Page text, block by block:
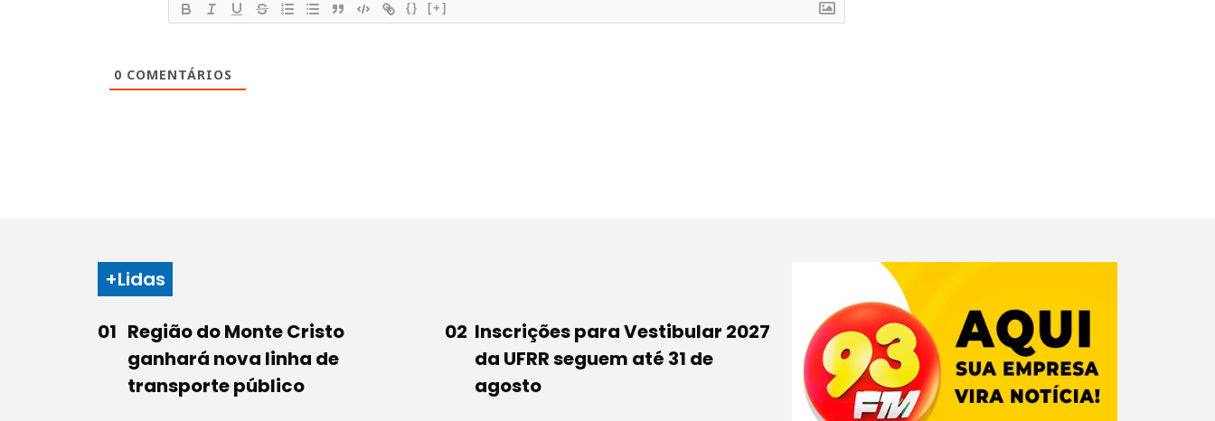
{} [+]
0 COMENTÁRIOS
+Lidas
Região do Monte Cristo
ganhará nova linha de
transporte público
Inscrições para Vestibular 2027
da UFRR seguem até 31 de
agosto